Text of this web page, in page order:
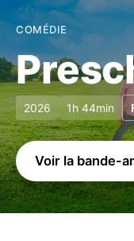
COMÉDIE
2026 1h 44min
Voir la bande-